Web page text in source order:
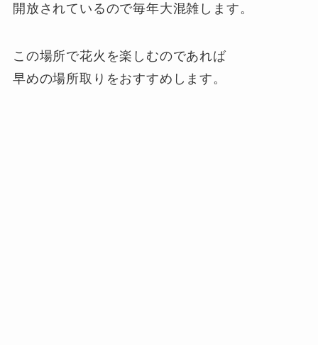
開放されているので毎年大混雑します。
この場所で花火を楽しむのであれば
早めの場所取りをおすすめします。